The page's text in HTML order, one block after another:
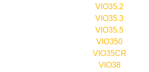
VIO35.2
VIO35.3
VIO35.5
VIO350
VIO35CR
VIO38